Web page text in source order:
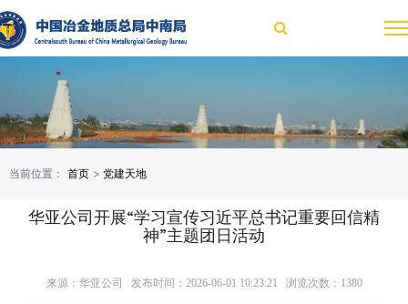
当前位置： 首页 > 党建天地
华亚公司开展“学习宣传习近平总书记重要回信精
神”主题团日活动
来源：华亚公司 发布时间：2026-06-01 10:23:21 浏览次数： 1380